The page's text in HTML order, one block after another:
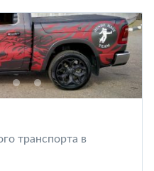
транспорта в